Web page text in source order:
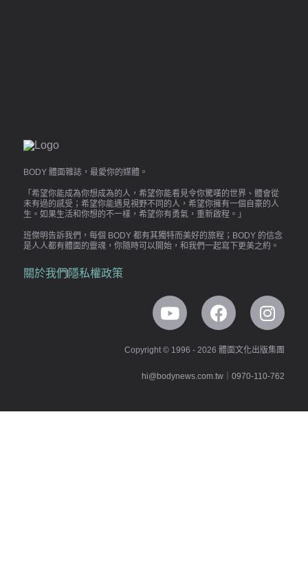
BODY 體面雜誌，最愛你的媒體。
「希望你能成為你想成為的人，希望你能看見令你驚嘆的世界、體會從
未有過的感受；希望你能遇見視野不同的人，希望你擁有一個自豪的人
生。如果生活和你想的不一樣，希望你有勇氣，重新啟程。」
班傑明告訴我們，每個 BODY 都有其獨特而美好的旅程；BODY 的信念
是人人都有體面的靈魂，你隨時可以開始，和我們一起寫下更美之約。
關於我們 隱私權政策
Copyright © 1996 - 2026 體面文化出版集團
hi@bodynews.com.tw 0970-110-762